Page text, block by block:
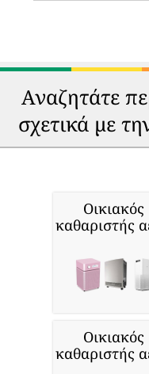
Αναζητάτε
σχετικά με
Οικιακός
καθαριστής
Οικιακός
καθαριστής